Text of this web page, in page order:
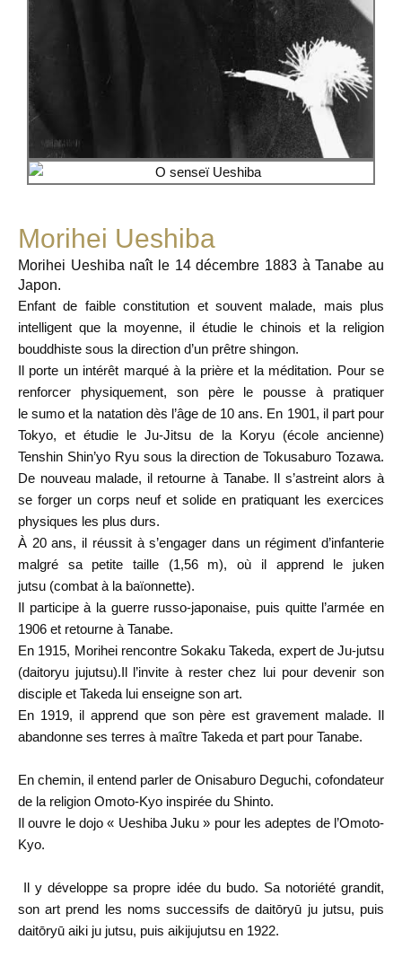
Morihei Ueshiba
Morihei Ueshiba naît le 14 décembre 1883 à Tanabe au
Japon.
Enfant de faible constitution et souvent malade, mais plus
intelligent que la moyenne, il étudie le chinois et la religion
bouddhiste sous la direction d’un prêtre shingon.
Il porte un intérêt marqué à la prière et la méditation. Pour se
renforcer physiquement, son père le pousse à pratiquer
lesumo et la natation dès l’âge de 10 ans. En 1901, il part pour
Tokyo, et étudie
le Ju-Jitsu de la Koryu (école ancienne)
Tenshin Shin’yo Ryu sous la direction de Tokusaburo Tozawa.
De nouveau malade, il retourne à Tanabe. Il s’astreint alors à
se forger un corps neuf et solide en pratiquant les exercices
physiques les plus durs.
À 20 ans, il réussit à s’engager dans un régiment d’infanterie
malgré sa petite taille (1,56 m), où il apprend le juken
jutsu (combat à la baïonnette).
Il participe à la guerre russo-japonaise, puis quitte l’armée en
1906 et retourne à Tanabe.
En 1915, Morihei rencontre Sokaku Takeda, expert de Ju-jutsu
(daitoryu jujutsu).Il l’invite à rester chez lui pour devenir son
disciple et Takeda lui enseigne son art.
En 1919, il apprend que son père est gravement malade. Il
abandonne ses terres à maître Takeda et part pour Tanabe.
En chemin, il entend parler de Onisaburo Deguchi, cofondateur
de la religion Omoto-Kyo inspirée du Shinto.
Il ouvre le dojo « Ueshiba Juku » pour les adeptes de l’Omoto-
Kyo.
Il y développe sa propre idée du budo. Sa notoriété grandit,
son art prend les noms successifs dedaitōryū ju jutsu, puis
daitōryū aiki ju jutsu, puis aikijujutsu en 1922.